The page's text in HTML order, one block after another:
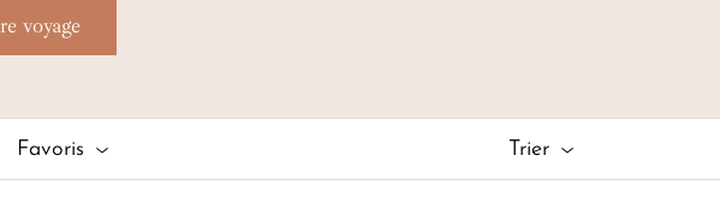
présent
voyage
Favoris Trier